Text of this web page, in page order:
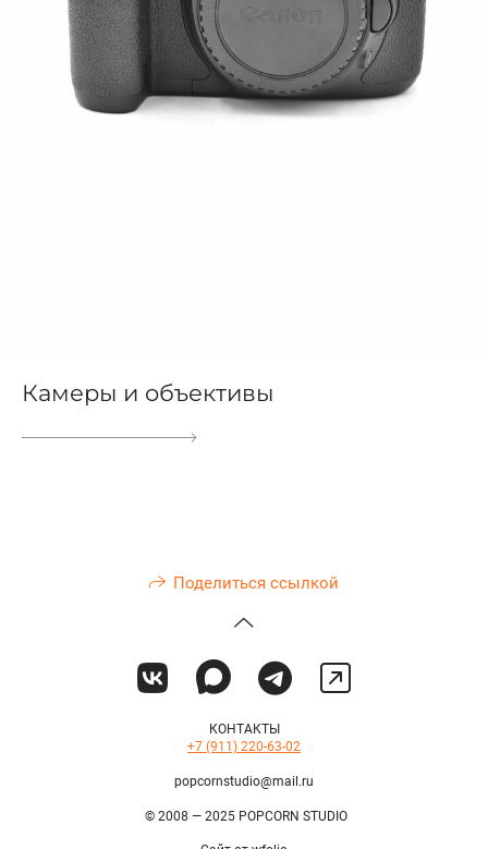
Камеры и объективы
Поделиться ссылкой
КОНТАКТЫ
+7 (911) 220-63-02
popcornstudio@mail.ru
© 2008 — 2025 POPCORN STUDIO